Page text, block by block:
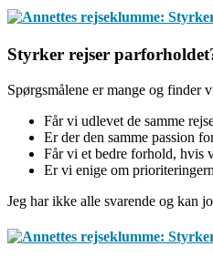
Styrker rejser
Spørgsmålene er mange og
Får vi udlevet de samme
Er der den samme passion
Får vi et bedre forhold, hvis
Er vi enige om
Jeg har ikke alle svarende og kan